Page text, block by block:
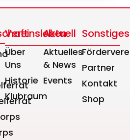
Vereinsleben
Über
Uns
Historie
Klubraum
Aktuell
Aktuelles
& News
Events
Sonstiges
Partner
Kontakt
Shop